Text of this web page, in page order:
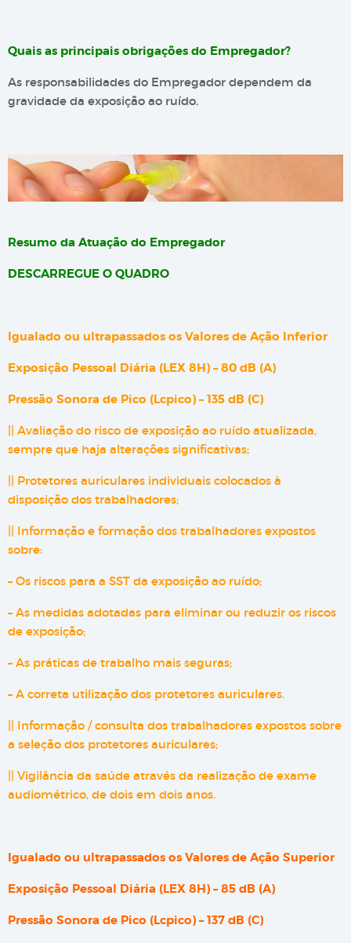
Quais as principais obrigações do Empregador?
As responsabilidades do Empregador dependem da
gravidade da exposição ao ruído.
Resumo da Atuação do Empregador
DESCARREGUE O QUADRO
Igualado ou ultrapassados os Valores de Ação Inferior
Exposição Pessoal Diária (LEX 8H) – 80 dB (A)
Pressão Sonora de Pico (Lcpico) – 135 dB (C)
|| Avaliação do risco de exposição ao ruído atualizada,
sempre que haja alterações significativas;
|| Protetores auriculares individuais colocados à
disposição dos trabalhadores;
|| Informação e formação dos trabalhadores expostos
sobre:
– Os riscos para a SST da exposição ao ruído;
– As medidas adotadas para eliminar ou reduzir os riscos
de exposição;
– As práticas de trabalho mais seguras;
– A correta utilização dos protetores auriculares.
|| Informação / consulta dos trabalhadores expostos sobre
a seleção dos protetores auriculares;
|| Vigilância da saúde através da realização de exame
audiométrico, de dois em dois anos.
Igualado ou ultrapassados os Valores de Ação Superior
Exposição Pessoal Diária (LEX 8H) – 85 dB (A)
Pressão Sonora de Pico (Lcpico) – 137 dB (C)